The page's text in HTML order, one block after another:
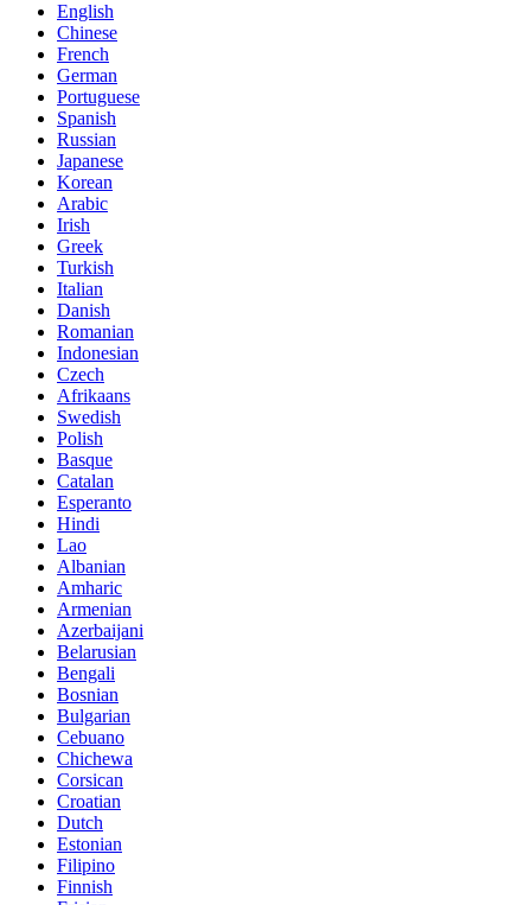
English
Chinese
French
German
Portuguese
Spanish
Russian
Japanese
Korean
Arabic
Irish
Greek
Turkish
Italian
Danish
Romanian
Indonesian
Czech
Afrikaans
Swedish
Polish
Basque
Catalan
Esperanto
Hindi
Lao
Albanian
Amharic
Armenian
Azerbaijani
Belarusian
Bengali
Bosnian
Bulgarian
Cebuano
Chichewa
Corsican
Croatian
Dutch
Estonian
Filipino
Finnish